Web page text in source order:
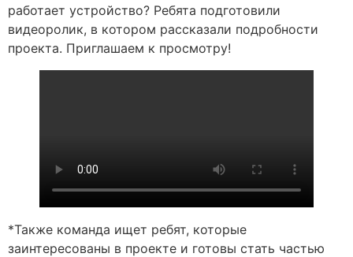
работает устройство? Ребята подготовили
видеоролик, в котором рассказали подробности
проекта. Приглашаем к просмотру!
*Также команда ищет ребят, которые
заинтересованы в проекте и готовы стать частью